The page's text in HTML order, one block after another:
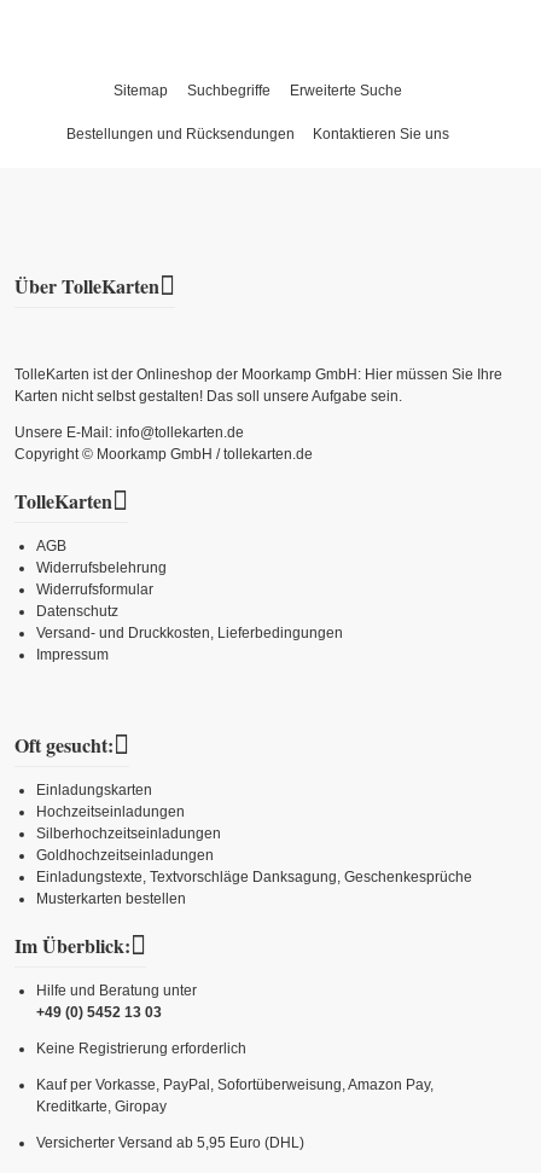
Sitemap Suchbegriffe Erweiterte Suche
Bestellungen und Rücksendungen Kontaktieren Sie uns
Über TolleKarten
TolleKarten ist der Onlineshop der Moorkamp GmbH: Hier müssen Sie Ihre
Karten nicht selbst gestalten! Das soll unsere Aufgabe sein.
Unsere E-Mail: info@tollekarten.de
Copyright © Moorkamp GmbH / tollekarten.de
TolleKarten
AGB
Widerrufsbelehrung
Widerrufsformular
Datenschutz
Versand- und Druckkosten, Lieferbedingungen
Impressum
Oft gesucht:
Einladungskarten
Hochzeitseinladungen
Silberhochzeitseinladungen
Goldhochzeitseinladungen
Einladungstexte, Textvorschläge Danksagung, Geschenkesprüche
Musterkarten bestellen
Im Überblick:
Hilfe und Beratung unter
+49 (0) 5452 13 03
Keine Registrierung erforderlich
Kauf per Vorkasse, PayPal, Sofortüberweisung, Amazon Pay,
Kreditkarte, Giropay
Versicherter Versand ab 5,95 Euro (DHL)